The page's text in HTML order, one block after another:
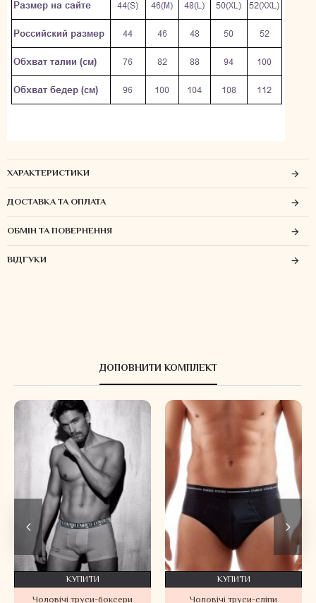
ХАРАКТЕРИСТИКИ
ДОСТАВКА ТА ОПЛАТА
ОБМІН ТА ПОВЕРНЕННЯ
ВІДГУКИ
ДОПОВНИТИ КОМПЛЕКТ
Чоловічі труси-боксери
КУПИТИ
Чоловічі труси-сліпи
КУПИТИ